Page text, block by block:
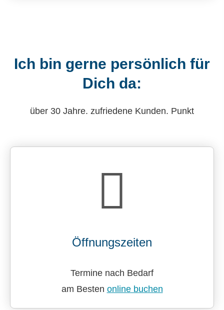
Ich bin gerne persönlich für
Dich da:
über 30 Jahre. zufriedene Kunden. Punkt
Öffnungszeiten
Termine nach Bedarf
am Besten online buchen